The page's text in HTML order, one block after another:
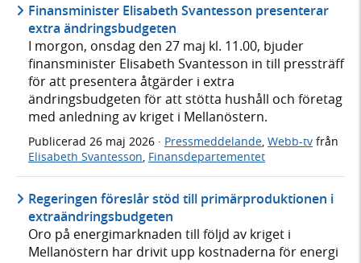
Finansminister Elisabeth Svantesson presenterar
extra ändringsbudgeten
I morgon, onsdag den 27 maj kl. 11.00, bjuder
finansminister Elisabeth Svantesson in till pressträff
för att presentera åtgärder i extra
ändringsbudgeten för att stötta hushåll och företag
med anledning av kriget i Mellanöstern.
Publicerad 26 maj 2026 · Pressmeddelande, Webb-tv från
Elisabeth Svantesson, Finansdepartementet
Regeringen föreslår stöd till primärproduktionen i
extraändringsbudgeten
Oro på energimarknaden till följd av kriget i
Mellanöstern har drivit upp kostnaderna för energi